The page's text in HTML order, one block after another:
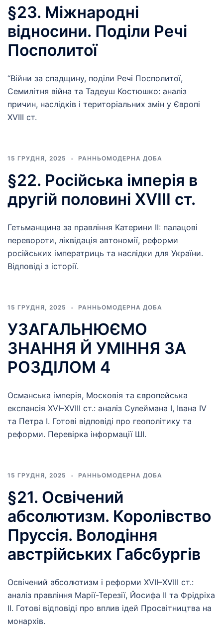
§23. Міжнародні
відносини. Поділи Речі
Посполитої
“Війни за спадщину, поділи Речі Посполитої,
Семилітня війна та Тадеуш Костюшко: аналіз
причин, наслідків і територіальних змін у Європі
XVIII ст.
15 ГРУДНЯ, 2025 РАННЬОМОДЕРНА ДОБА
§22. Російська імперія в
другій половині XVIII ст.
Гетьманщина за правління Катерини II: палацові
перевороти, ліквідація автономії, реформи
російських імператриць та наслідки для України.
Відповіді з історії.
15 ГРУДНЯ, 2025 РАННЬОМОДЕРНА ДОБА
УЗАГАЛЬНЮЄМО
ЗНАННЯ Й УМІННЯ ЗА
РОЗДІЛОМ 4
Османська імперія, Московія та європейська
експансія XVI–XVIII ст.: аналіз Сулеймана І, Івана IV
та Петра І. Готові відповіді про геополітику та
реформи. Перевірка інформації ШІ.
15 ГРУДНЯ, 2025 РАННЬОМОДЕРНА ДОБА
§21. Освічений
абсолютизм. Королівство
Пруссія. Володіння
австрійських Габсбургів
Освічений абсолютизм і реформи XVII–XVIII ст.:
аналіз правління Марії-Терезії, Йосифа II та Фрідріха
II. Готові відповіді про вплив ідей Просвітництва на
монархів.